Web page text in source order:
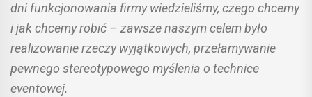
dni funkcjonowania firmy wiedzieliśmy, czego chcemy
i jak chcemy robić – zawsze naszym celem było
realizowanie rzeczy wyjątkowych, przełamywanie
pewnego stereotypowego myślenia o technice
eventowej.